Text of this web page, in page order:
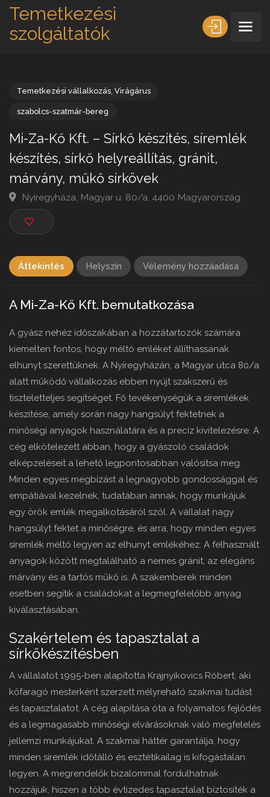
Temetkezési
szolgáltatók
Mi-Za-Kő Kft. – Sírkő készítés, síremlék
készítés, sírkő helyreállítás, gránit,
márvány, műkő sírkövek
Nyíregyháza, Magyar u. 80/a, 4400 Magyarország
Áttekintés Helyszín Vélemény hozzáadása
A Mi-Za-Kő Kft. bemutatkozása
A gyász nehéz időszakában a hozzátartozók számára
kiemelten fontos, hogy méltó emléket állíthassanak
elhunyt szerettüknek. A Nyíregyházán, a Magyar utca 80/a
alatt működő vállalkozás ebben nyújt szakszerű és
tiszteletteljes segítséget. Fő tevékenységük a síremlékek
készítése, amely során nagy hangsúlyt fektetnek a
minőségi anyagok használatára és a precíz kivitelezésre. A
cég elkötelezett abban, hogy a gyászoló családok
elképzeléseit a lehető legpontosabban valósítsa meg.
Minden egyes megbízást a legnagyobb gondossággal és
empátiával kezelnek, tudatában annak, hogy munkájuk
egy örök emlék megalkotásáról szól. A vállalat nagy
hangsúlyt fektet a minőségre, és arra, hogy minden egyes
síremlék méltó legyen az elhunyt emlékéhez. A felhasznált
anyagok között megtalálható a nemes gránit, az elegáns
márvány és a tartós műkő is. A szakemberek minden
esetben segítik a családokat a legmegfelelőbb anyag
kiválasztásában.
Szakértelem és tapasztalat a
sírkőkészítésben
A vállalatot 1995-ben alapította Krajnyikovics Róbert, aki
kőfaragó mesterként szerzett mélyreható szakmai tudást
és tapasztalatot. A cég alapítása óta a folyamatos fejlődés
és a legmagasabb minőségi elvárásoknak való megfelelés
jellemzi munkájukat. A szakmai háttér garantálja, hogy
minden síremlék időtálló és esztétikailag is kifogástalan
legyen. A megrendelők bizalommal fordulhatnak
hozzájuk, hiszen a több évtizedes tapasztalat biztosíték a